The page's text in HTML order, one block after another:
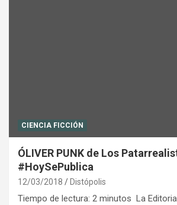
CIENCIA FICCIÓN
ÓLIVER PUNK de Los
#HoySePublica
12/03/2018 Distópolis
Tiempo de lectura: 2 minutos La